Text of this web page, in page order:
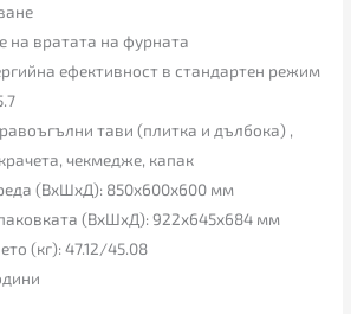
на вратата на фурната
ефективност в стандартен режим
тави (плитка и дълбока) ,
чекмедже, капак
(ВxШxД): 850x600x600 мм
(ВxШxД): 922х645х684 мм
(кг): 47.12/45.08